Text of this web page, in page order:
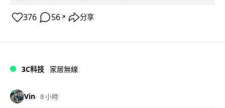
376 56 ↗ 分享
3C科技 家居無線
Vin 8 小時